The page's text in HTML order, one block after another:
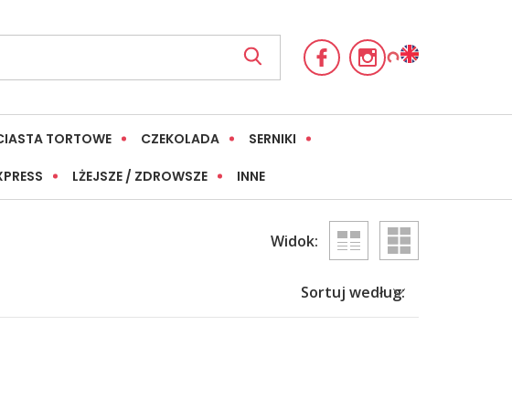
TORTOWE CZEKOLADA SERNIKI
LŻEJSZE / ZDROWSZE INNE
Widok:
Sortuj według: